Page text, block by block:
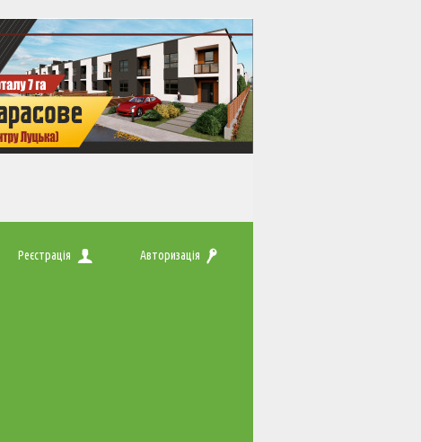
Реєстрація Авторизація